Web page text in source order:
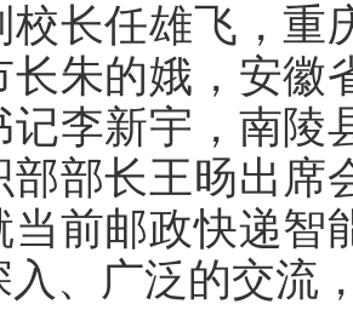
校长任雄飞，重
长朱的娥，安徽
记李新宇，南陵
部部长王旸出席
当前邮政快递智
入、广泛的交流